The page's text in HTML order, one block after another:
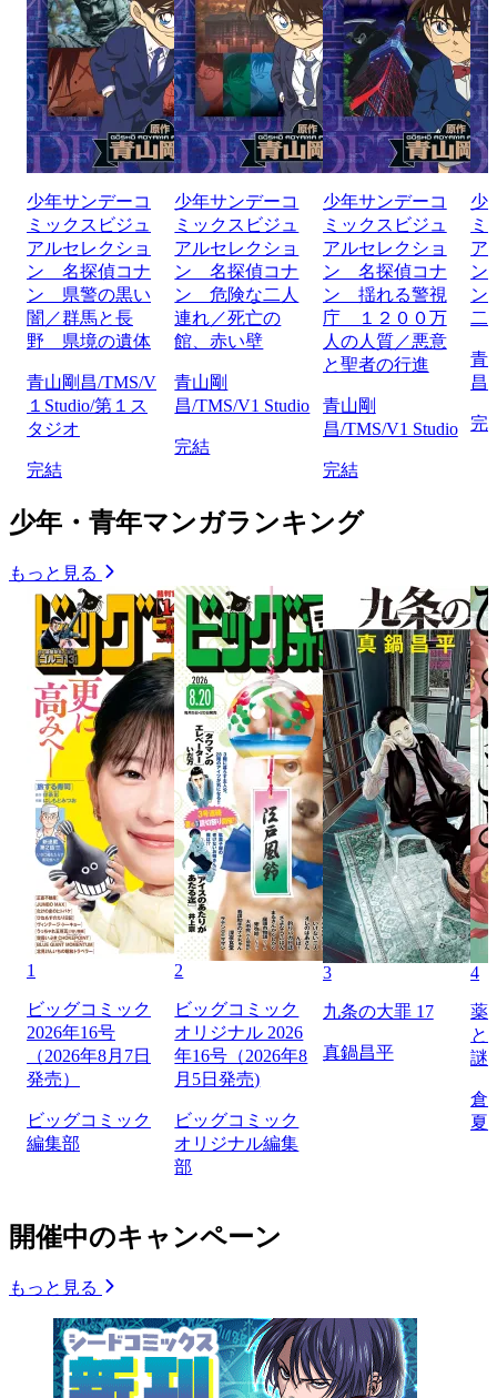
少年サンデーコ
ミックスビジュ
アルセレクショ
ン 名探偵コナ
ン 県警の黒い
闇／群馬と長
野 県境の遺体
青山剛昌/TMS/V
１Studio/第１ス
タジオ
完結
少年サンデーコ
ミックスビジュ
アルセレクショ
ン 名探偵コナ
ン 危険な二人
連れ／死亡の
館、赤い壁
青山剛
昌/TMS/V1 Studio
完結
少年サンデーコ
ミックスビジュ
アルセレクショ
ン 名探偵コナ
ン 揺れる警視
庁 １２００万
人の人質／悪意
と聖者の行進
青山剛
昌/TMS/V1 Studio
完結
少
ミ
ア
ン
ン
二
青
昌
完
少年・青年マンガランキング
もっと見る
1
ビッグコミック
2026年16号
（2026年8月7日
発売）
ビッグコミック
編集部
2
ビッグコミック
オリジナル 2026
年16号（2026年8
月5日発売)
ビッグコミック
オリジナル編集
部
3
九条の大罪 17
真鍋昌平
4
薬
と
謎
倉
夏
開催中のキャンペーン
もっと見る